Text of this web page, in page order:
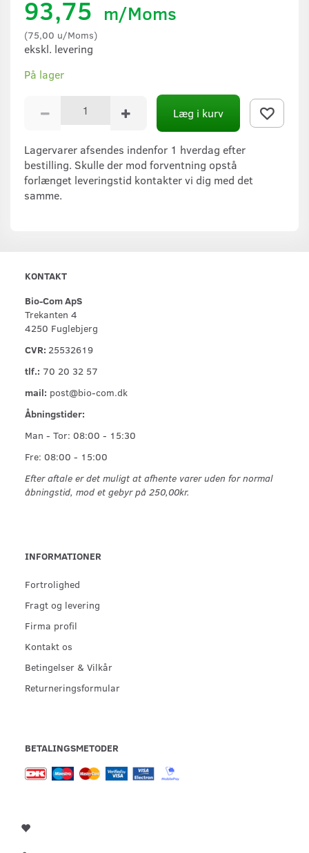
93,75 m/Moms
(75,00 u/Moms)
ekskl. levering
På lager
Læg i kurv
Lagervarer afsendes indenfor 1 hverdag efter
bestilling. Skulle der mod forventning opstå
forlænget leveringstid kontakter vi dig med det
samme.
KONTAKT
Bio-Com ApS
Trekanten 4
4250 Fuglebjerg
CVR: 25532619
tlf.: 70 20 32 57
mail: post@bio-com.dk
Åbningstider:
Man - Tor: 08:00 - 15:30
Fre: 08:00 - 15:00
Efter aftale er det muligt at afhente varer uden for normal
åbningstid, mod et gebyr på 250,00kr.
INFORMATIONER
Fortrolighed
Fragt og levering
Firma profil
Kontakt os
Betingelser & Vilkår
Returneringsformular
BETALINGSMETODER